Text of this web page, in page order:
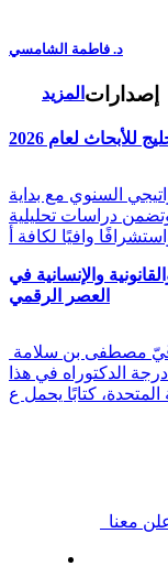
د. فاطمة الشامسي
المزيد إصدارات
للأبحاث لعام 2026
السنوي مع بداية
وتضمن دراسات تحليلية
وافيًا لكافة أ
والإنسانية في
العصر الرقمي
الدكتوراه في هذا
كتابًا يحمل ع
معنا